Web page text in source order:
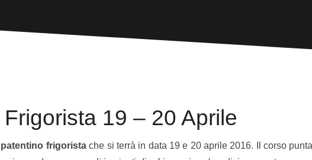
19 – 20 Aprile
frigoristache si terrà in data 19 e 20 aprile 2016. Il corso punta